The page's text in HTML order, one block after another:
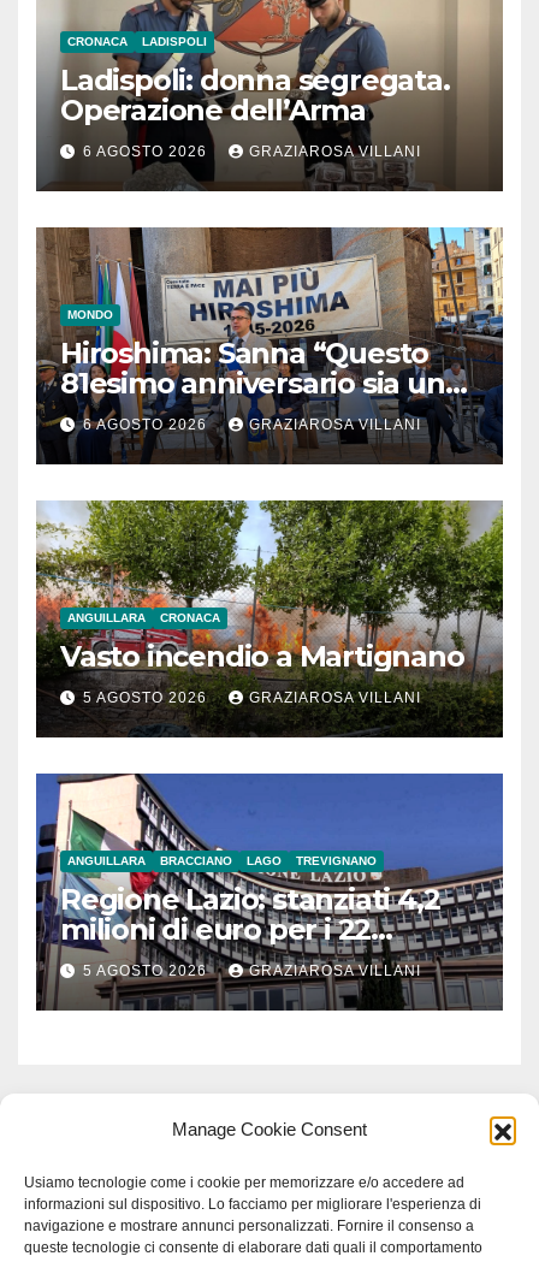
Manage Cookie Consent
Usiamo tecnologie come i cookie per memorizzare e/o accedere ad
informazioni sul dispositivo. Lo facciamo per migliorare l'esperienza di
navigazione e mostrare annunci personalizzati. Fornire il consenso a
queste tecnologie ci consente di elaborare dati quali il comportamento
CRONACA LADISPOLI
Ladispoli: donna segregata.
Operazione dell’Arma
6 AGOSTO 2026 GRAZIAROSA VILLANI
MONDO
Hiroshima: Sanna “Questo
81esimo anniversario sia un
monito per tutti”
6 AGOSTO 2026 GRAZIAROSA VILLANI
ANGUILLARA CRONACA
Vasto incendio a Martignano
5 AGOSTO 2026 GRAZIAROSA VILLANI
ANGUILLARA BRACCIANO LAGO TREVIGNANO
Regione Lazio: stanziati 4,2
milioni di euro per i 22
Comuni dell’Etruria
Meridionale
5 AGOSTO 2026 GRAZIAROSA VILLANI